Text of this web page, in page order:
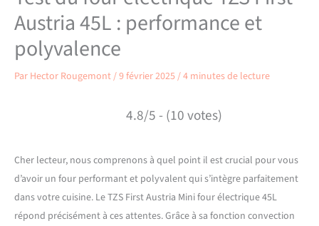
Austria 45L : performance et
polyvalence
Par Hector Rougemont/9 février 2025/4 minutes de lecture
4.8/5 - (10 votes)
Cher lecteur, nous comprenons à quel point il est crucial pour vous
d’avoir un four performant et polyvalent qui s’intègre parfaitement
dans votre cuisine. Le TZS First Austria Mini four électrique 45L
répond précisément à ces attentes. Grâce à sa fonction convection